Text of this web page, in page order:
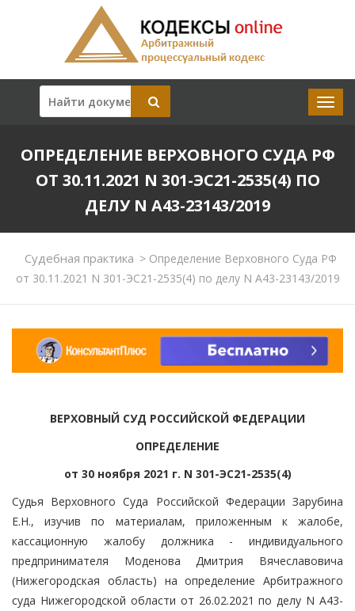
ОПРЕДЕЛЕНИЕ ВЕРХОВНОГО СУДА РФ
ОТ 30.11.2021 N 301-ЭС21-2535(4) ПО
ДЕЛУ N А43-23143/2019
Судебная практика >Определение Верховного Суда РФ
от 30.11.2021 N 301-ЭС21-2535(4) по делу N А43-23143/2019
ВЕРХОВНЫЙ СУД РОССИЙСКОЙ ФЕДЕРАЦИИ
ОПРЕДЕЛЕНИЕ
от 30 ноября 2021 г. N 301-ЭС21-2535(4)
Судья Верховного Суда Российской Федерации Зарубина
Е.Н., изучив по материалам, приложенным к жалобе,
кассационную жалобу должника - индивидуального
предпринимателя Моденова Дмитрия Вячеславовича
(Нижегородская область) на определение Арбитражного
суда Нижегородской области от 26.02.2021 по делу N А43-